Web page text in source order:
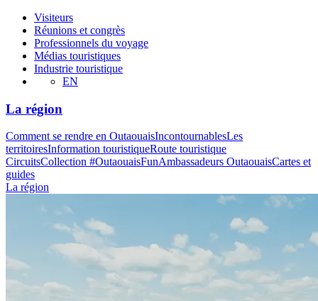
Visiteurs
Réunions et congrès
Professionnels du voyage
Médias touristiques
Industrie touristique
EN
La région
Comment se rendre en OutaouaisIncontournablesLes
territoiresInformation touristiqueRoute touristique
CircuitsCollection #OutaouaisFunAmbassadeurs OutaouaisCartes et
guides
La région